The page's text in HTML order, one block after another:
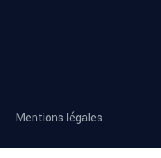
Mentions légales